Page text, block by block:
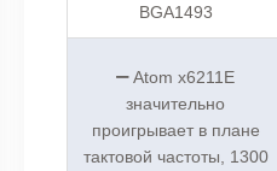
BGA1493
Atom x6211E
значительно
проигрывает в плане
тактовой частоты, 1300